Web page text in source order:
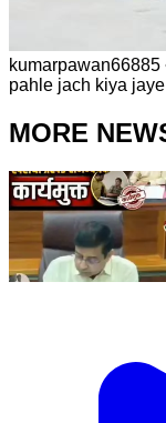
kumarpawan66885
pahle jach kiya jaye
MORE